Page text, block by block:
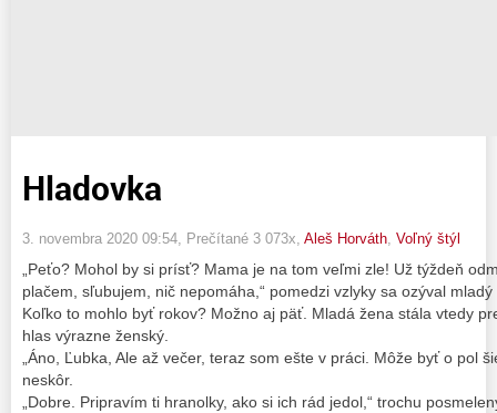
Hladovka
3. novembra 2020 09:54 , Prečítané 3 073x, Aleš Horváth Voľný štýl
„Peťo? Mohol by si prísť? Mama je na tom veľmi zle! Už týždeň
plačem, sľubujem, nič nepomáha,“ pomedzi vzlyky sa ozýval
Koľko to mohlo byť rokov? Možno aj päť. Mladá žena stála vtedy
hlas výrazne ženský.
„Áno, Ľubka, Ale až večer, teraz som ešte v práci. Môže byť o pol
neskôr.
„Dobre. Pripravím ti hranolky, ako si ich rád jedol,“ trochu